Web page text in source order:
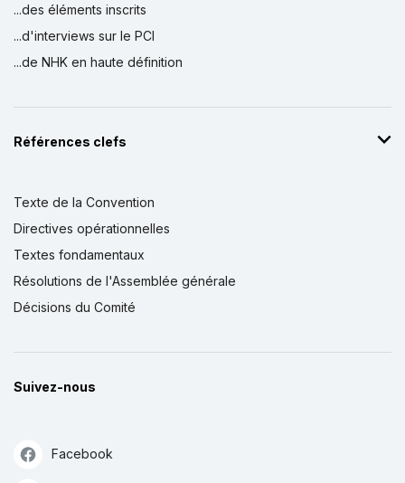
...des éléments inscrits
...d'interviews sur le PCI
...de NHK en haute définition
Références clefs
Texte de la Convention
Directives opérationnelles
Textes fondamentaux
Résolutions de l'Assemblée générale
Décisions du Comité
Suivez-nous
Facebook